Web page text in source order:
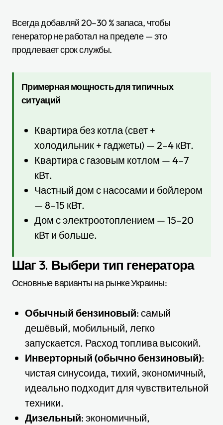
Всегда добавляй 20–30 % запаса, чтобы
генератор не работал на пределе — это
продлевает срок службы.
Примерная мощность для типичных
ситуаций
Квартира без котла (свет +
холодильник + гаджеты) — 2–4 кВт.
Квартира с газовым котлом — 4–7
кВт.
Частный дом с насосами и бойлером
— 8–15 кВт.
Дом с электроотоплением — 15–20
кВт и больше.
Шаг 3. Выбери тип генератора
Основные варианты на рынке Украины:
Обычный бензиновый: самый
дешёвый, мобильный, легко
запускается. Расход топлива высокий.
Инверторный (обычно бензиновый):
чистая синусоида, тихий, экономичный,
идеально подходит для чувствительной
техники.
Дизельный: экономичный,